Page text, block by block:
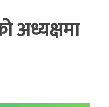
अध्यक्षमा